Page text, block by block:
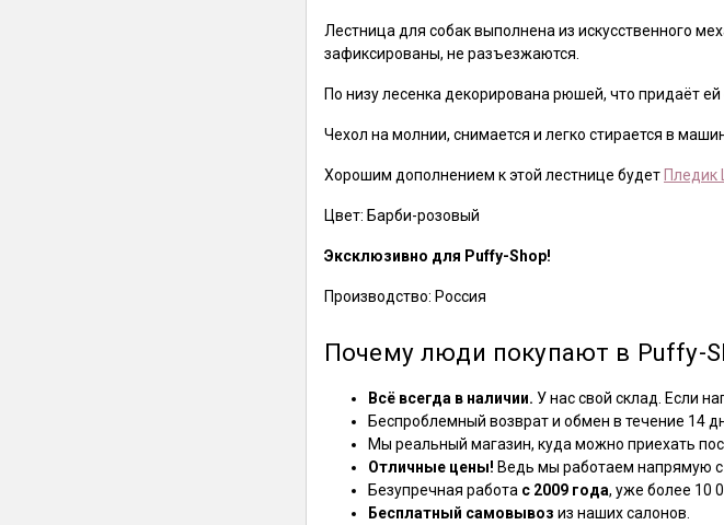
Лестница для собак выполнена из искусственного
зафиксированы, не разъезжаются.
По низу лесенка декорирована рюшей, что придаёт
Чехол на молнии, снимается и легко стирается в
Хорошим дополнением к этой лестнице будетПледик
Цвет: Барби-розовый
Эксклюзивно для Puffy-Shop!
Производство: Россия
Почему люди покупают в Puffy-
Всё всегда в наличии. У нас свой склад. Если
Беспроблемный возврат и обмен в течение 14
Мы реальный магазин, куда можно приехать
Отличные цены! Ведь мы работаем напрямую
Безупречная работа с 2009 года, уже более 10
Бесплатный самовывоз из наших салонов.